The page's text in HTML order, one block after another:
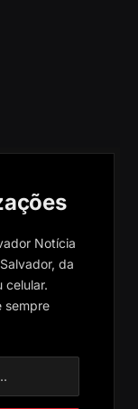
Notícia
da
celular.
sempre